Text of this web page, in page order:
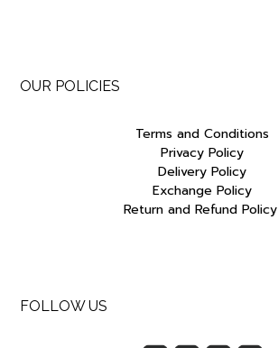
OUR POLICIES
Terms and Conditions
Privacy Policy
Delivery Policy
Exchange Policy
Return and Refund Policy
FOLLOW US